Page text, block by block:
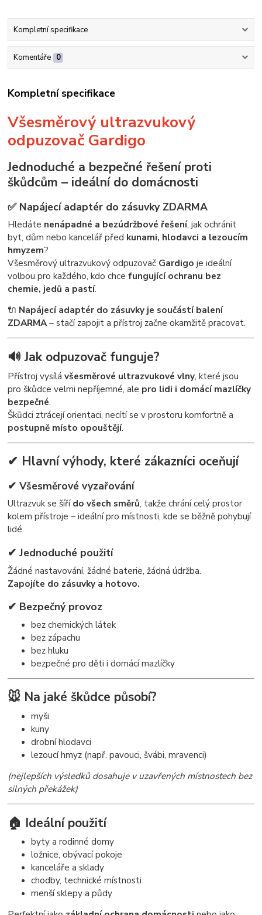
Kompletní specifikace
Komentáře 0
Kompletní specifikace
Všesměrový ultrazvukový
odpuzovač Gardigo
Jednoduché a bezpečné řešení proti
škůdcům – ideální do domácnosti
✅ Napájecí adaptér do zásuvky ZDARMA
Hledáte nenápadné a bezúdržbové řešení, jak ochránit
byt, dům nebo kancelář před kunami, hlodavci a lezoucím
hmyzem?
Všesměrový ultrazvukový odpuzovač Gardigo je ideální
volbou pro každého, kdo chcefungující ochranu bez
chemie, jedů a pastí.
🔌 Napájecí adaptér do zásuvky je součástí balení
ZDARMA– stačí zapojit a přístroj začne okamžitě pracovat.
🔊 Jak odpuzovač funguje?
Přístroj vysílávšesměrové ultrazvukové vlny, které jsou
pro škůdce velmi nepříjemné, ale pro lidi i domácí mazlíčky
bezpečné.
Škůdci ztrácejí orientaci, necítí se v prostoru komfortně a
postupně místo opouštějí.
✔ Hlavní výhody, které zákazníci oceňují
✔ Všesměrové vyzařování
Ultrazvuk se šířído všech směrů, takže chrání celý prostor
kolem přístroje – ideální pro místnosti, kde se běžně pohybují
lidé.
✔ Jednoduché použití
Žádné nastavování, žádné baterie, žádná údržba.
Zapojíte do zásuvky a hotovo.
✔ Bezpečný provoz
bez chemických látek
bez zápachu
bez hluku
bezpečné pro děti i domácí mazlíčky
🐭 Na jaké škůdce působí?
myši
kuny
drobní hlodavci
lezoucí hmyz (např. pavouci, švábi, mravenci)
(nejlepších výsledků dosahuje v uzavřených místnostech bez
silných překážek)
🏠 Ideální použití
byty a rodinné domy
ložnice, obývací pokoje
kanceláře a sklady
chodby, technické místnosti
menší sklepy a půdy